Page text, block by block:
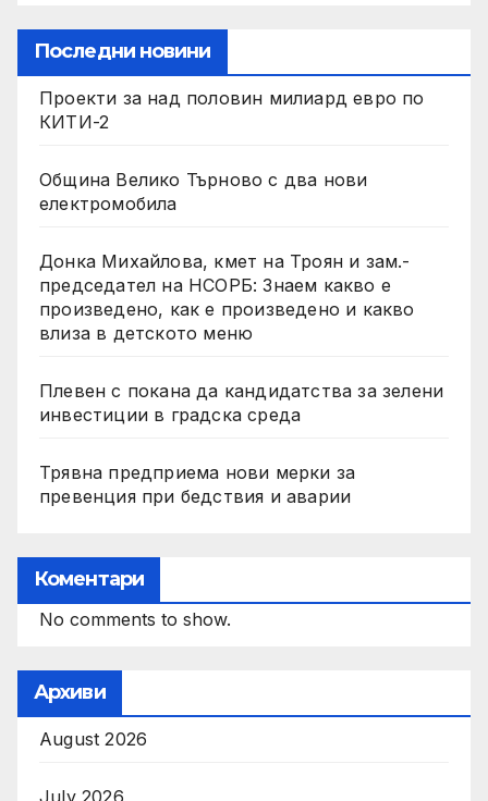
Последни новини
Проекти за над половин милиард евро по
КИТИ-2
Община Велико Търново с два нови
електромобила
Донка Михайлова, кмет на Троян и зам.-
председател на НСОРБ: Знаем какво е
произведено, как е произведено и какво
влиза в детското меню
Плевен с покана да кандидатства за зелени
инвестиции в градска среда
Трявна предприема нови мерки за
превенция при бедствия и аварии
Коментари
No comments to show.
Архиви
August 2026
July 2026